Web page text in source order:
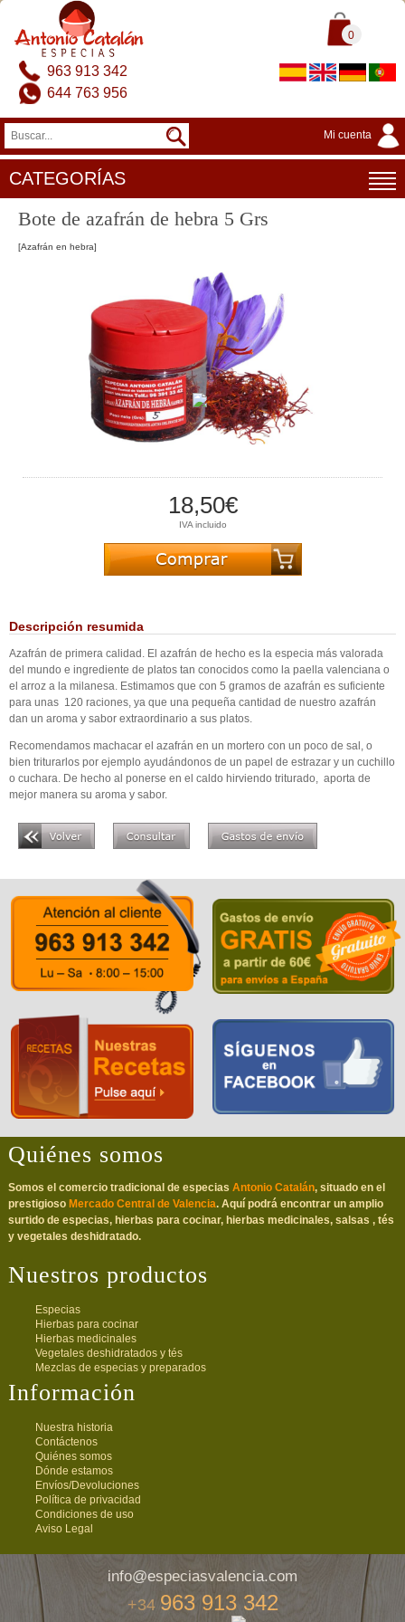
0
963 913 342
644 763 956
Mi cuenta
CATEGORÍAS
Bote de azafrán de hebra 5 Grs
[Azafrán en hebra]
18,50€
IVA incluido
Descripción resumida
Azafrán de primera calidad. El azafrán de hecho es la especia más valorada
del mundo e ingrediente de platos tan conocidos como la paella valenciana o
el arroz a la milanesa. Estimamos que con 5 gramos de azafrán es suficiente
para unas 120 raciones, ya que una pequeña cantidad de nuestro azafrán
dan un aroma y sabor extraordinario a sus platos.
Recomendamos machacar el azafrán en un mortero con un poco de sal, o
bien triturarlos por ejemplo ayudándonos de un papel de estrazar y un cuchillo
o cuchara. De hecho al ponerse en el caldo hirviendo triturado, aporta de
mejor manera su aroma y sabor.
Quiénes somos
Somos el comercio tradicional de especias Antonio Catalán, situado en el
prestigioso Mercado Central de Valencia. Aquí podrá encontrar un amplio
surtido de especias, hierbas para cocinar, hierbas medicinales, salsas , tés
y vegetales deshidratado.
Nuestros productos
Especias
Hierbas para cocinar
Hierbas medicinales
Vegetales deshidratados y tés
Mezclas de especias y preparados
Información
Nuestra historia
Contáctenos
Quiénes somos
Dónde estamos
Envíos/Devoluciones
Política de privacidad
Condiciones de uso
Aviso Legal
info@especiasvalencia.com
+34 963 913 342